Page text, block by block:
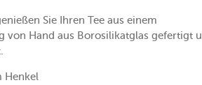
Sie Ihren Tee aus einem
von Hand aus Borosilikatglas gefertigt
Henkel